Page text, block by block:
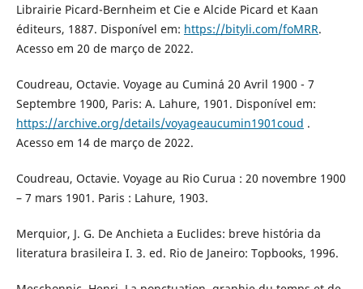
Librairie Picard-Bernheim et Cie e Alcide Picard et Kaan
éditeurs, 1887. Disponível em: https://bityli.com/foMRR.
Acesso em 20 de março de 2022.
Coudreau, Octavie. Voyage au Cuminá 20 Avril 1900 - 7
Septembre 1900, Paris: A. Lahure, 1901. Disponível em:
https://archive.org/details/voyageaucumin1901coud .
Acesso em 14 de março de 2022.
Coudreau, Octavie. Voyage au Rio Curua : 20 novembre 1900
– 7 mars 1901. Paris : Lahure, 1903.
Merquior, J. G. De Anchieta a Euclides: breve história da
literatura brasileira I. 3. ed. Rio de Janeiro: Topbooks, 1996.